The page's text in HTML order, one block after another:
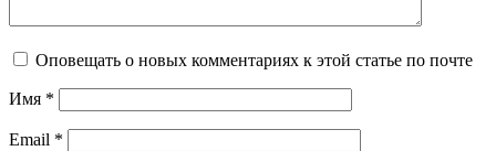
Оповещать о новых комментариях к этой статье по почте
Имя *
Email *